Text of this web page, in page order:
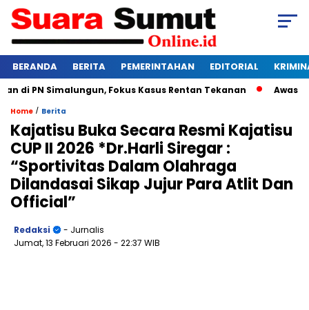
BERANDA BERITA PEMERINTAHAN EDITORIAL
Simalungun, Fokus Kasus Rentan Tekanan Awas
Home / Berita
Kajatisu Buka Secara Resmi Kajatisu
CUP II 2026 *Dr.Harli Siregar :
“Sportivitas Dalam Olahraga
Dilandasai Sikap Jujur Para Atlit Dan
Official”
Redaksi
- Jurnalis
Jumat, 13 Februari 2026 - 22:37 WIB